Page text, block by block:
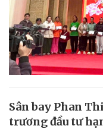
Sân bay Phan
trương đầu tư